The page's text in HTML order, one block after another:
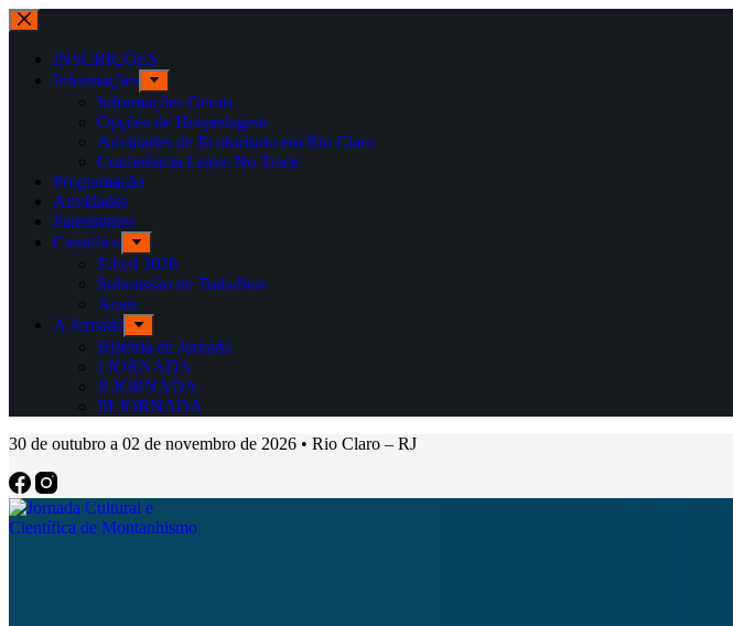
INSCRIÇÕES
Informações
Informações Gerais
Opções de Hospedagem
Atividades de Ecoturismo em Rio Claro
Conferência Leave No Trace
Programação
Atividades
Palestrantes
Científico
Edital 2026
Submissão de Trabalhos
Anais
A Jornada
História da Jornada
I JORNADA
II JORNADA
III JORNADA
30 de outubro a 02 de novembro de 2026 • Rio Claro – RJ